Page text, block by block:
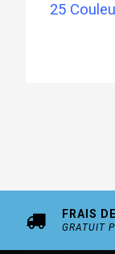
25
FRAIS
GRATUIT